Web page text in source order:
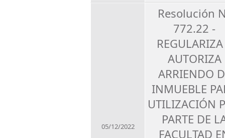
05/12/2022
Resolución
772.22 -
AUTORIZA
ARRIENDO
INMUEBLE
UTILIZACIÓN
PARTE DE
FACULTAD